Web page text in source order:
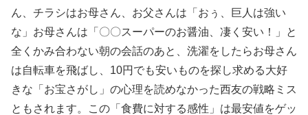
ん、チラシはお母さん、お父さんは「おぅ、巨人は強い
な」お母さんは「〇〇スーパーのお醤油、凄く安い！」と
全くかみ合わない朝の会話のあと、洗濯をしたらお母さん
は自転車を飛ばし、10円でも安いものを探し求める大好
きな「お宝さがし」の心理を読めなかった西友の戦略ミス
ともされます。この「食費に対する感性」は最安値をゲッ